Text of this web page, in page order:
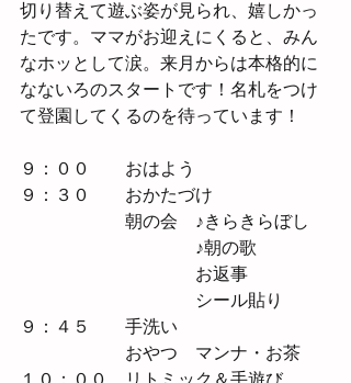
切り替えて遊ぶ姿が見られ、嬉しかっ
たです。ママがお迎えにくると、みん
なホッとして涙。来月からは本格的に
なないろのスタートです！名札をつけ
て登園してくるのを待っています！
９：００　　おはよう
９：３０　　おかたづけ
朝の会　♪きらきらぼし
♪朝の歌
お返事
シール貼り
９：４５　　手洗い
おやつ　マンナ・お茶
１０：００　リトミック＆手遊び